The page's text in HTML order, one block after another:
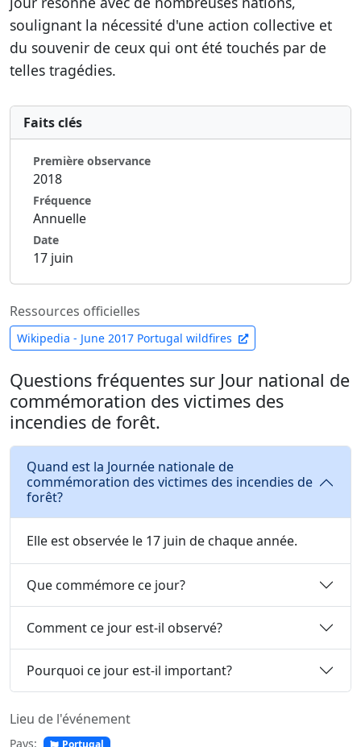
soulignant la nécessité d'une action collective et
du souvenir de ceux qui ont été touchés par de
telles tragédies.
Faits clés
Première observance
2018
Fréquence
Annuelle
Date
17 juin
Ressources officielles
Wikipedia - June 2017 Portugal wildfires
Questions fréquentes sur Jour national de
commémoration des victimes des
incendies de forêt.
Quand est la Journée nationale de
commémoration des victimes des incendies de
forêt?
Elle est observée le 17 juin de chaque année.
Que commémore ce jour?
Comment ce jour est-il observé?
Pourquoi ce jour est-il important?
Lieu de l'événement
Pays: